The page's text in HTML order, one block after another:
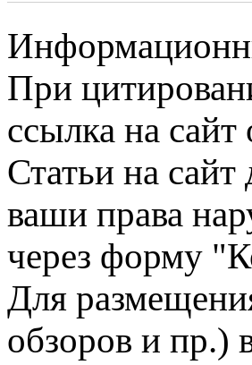
При
ссылка на сайт
Статьи на
ваши права
через форму
Для
обзоров и пр.)